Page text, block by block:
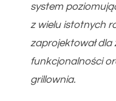
system
z wielu istotnych
zaprojektował
funkcjonalności
grillownia.